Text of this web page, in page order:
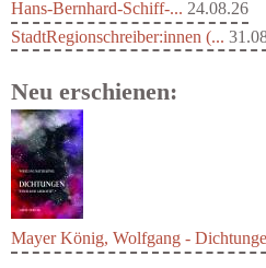
Hans-Bernhard-Schiff-... 24.08.26
StadtRegionschreiber:innen (...
Neu erschienen:
Mayer König, Wolfgang -